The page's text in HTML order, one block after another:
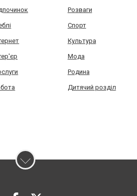
Розваги
Спорт
Культура
Мода
Родина
Дитячий розділ